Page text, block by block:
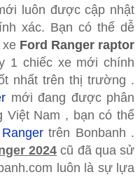
luôn được cập nhật
xác. Bạn có thể dễ
xe Ford Ranger raptor
1 chiếc xe mới chính
nhất trên thị trường .
mới đang được phân
Việt Nam , bạn có thể
trên Bonbanh .
2024 cũ đã qua sử
luôn là sự lựa